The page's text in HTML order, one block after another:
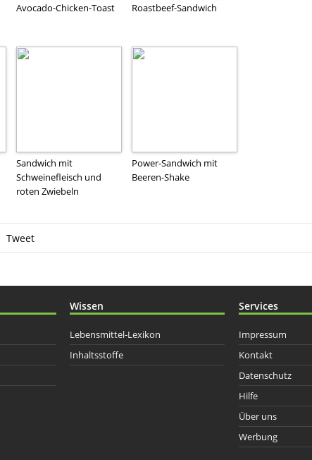
Avocado-Chicken-Toast Roastbeef-Sandwich
Sandwich mit
Schweinefleisch und
roten Zwiebeln
Power-Sandwich mit
Beeren-Shake
Tweet
Wissen
Lebensmittel-Lexikon
Inhaltsstoffe
Services
Impressum
Kontakt
Datenschutz
Hilfe
Über uns
Werbung